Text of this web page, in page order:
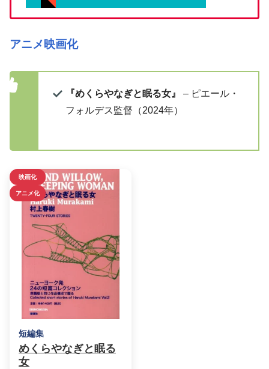
アニメ映画化
『めくらやなぎと眠る女』
– ピエール・
フォルデス監督（2024年）
映画化
アニメ化
短編集
めくらやなぎと眠る
女